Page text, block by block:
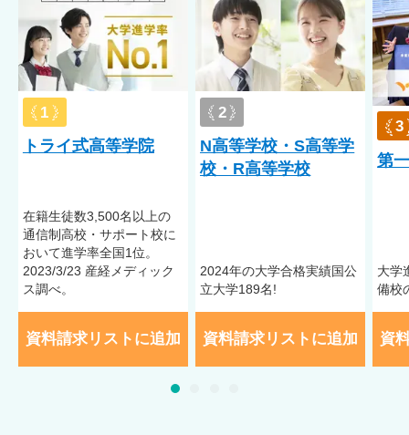
午後スタートカリキュラム
受入実績
不登校／アスペルガー症候群（AS）／自閉症スペクトラム
（ASD）／注意欠陥多動性障害（ADHD）／起立性調節障害／う
つ病
※※受入実績は、受入れを確定するものではありません。症状
い。受入実績は、受入れを確定するものではありません。症状
によって異なりますので、詳しくは学校へお問い合わせくださ
い。
1
トライ式高等学院
在籍⽣徒数3,500名以上の
通信制⾼校・サポート校に
おいて進学率全国1位。
2023/3/23 産経メディック
ス調べ。
資料請求リストに追加
2
N高等学校・S高等学
校・R高等学校
2024年の大学合格実績国公
立大学189名!
資料請求リストに追加
3
第
大学
備校
資